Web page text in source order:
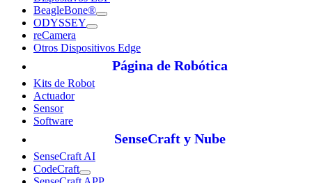
BeagleBone®
ODYSSEY
reCamera
Otros Dispositivos Edge
Página de Robótica
Kits de Robot
Actuador
Sensor
Software
SenseCraft y Nube
SenseCraft AI
CodeCraft